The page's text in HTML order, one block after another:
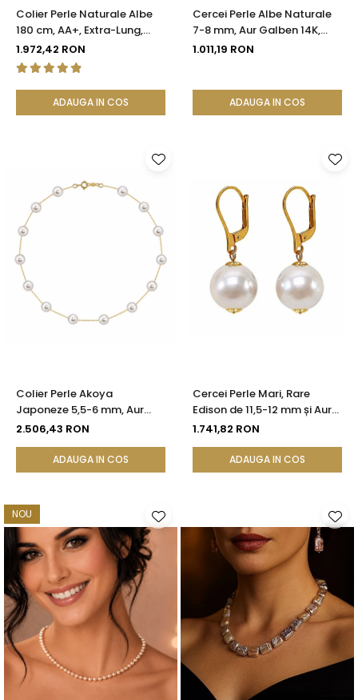
Colier Perle Naturale Albe
180 cm, AA+, Extra-Lung,
Argint 925 | KASKADDA®
1.972,42 RON
ADAUGA IN COS
Cercei Perle Albe Naturale
7-8 mm, Aur Galben 14K,
Formă Buton, Tortiță Închisă
1.011,19 RON
ADAUGA IN COS
Colier Perle Akoya
Japoneze 5,5-6 mm, Aur
Galben 14K | KASKADDA®
2.506,43 RON
ADAUGA IN COS
Cercei Perle Mari, Rare
Edison de 11,5-12 mm și Aur
Galben 14K, Bijuterie de
1.741,82 RON
ADAUGA IN COS
NOU